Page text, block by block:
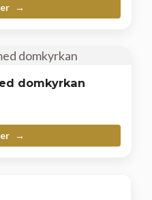
domkyrkan